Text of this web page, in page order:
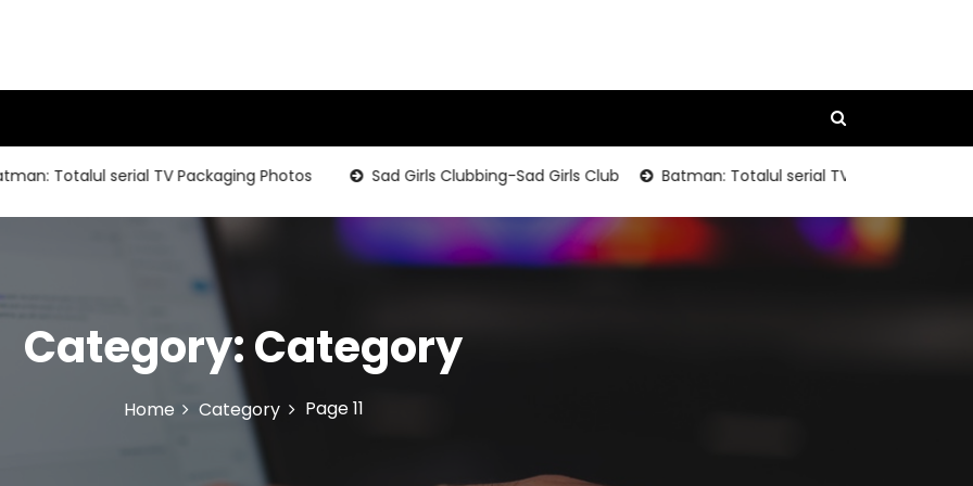
Totalul serial TV Packaging Photos Sad Girls Clubbing-Sad Girls Club Batman: Totalul serial TV Packaging Photos
Category:Category
Home Category Page 11